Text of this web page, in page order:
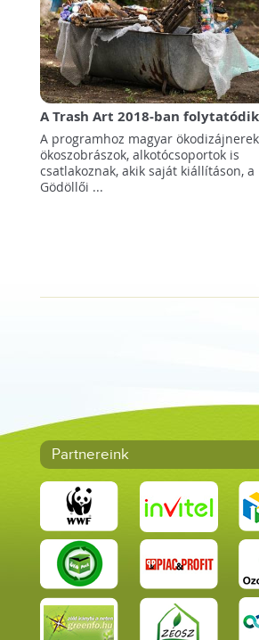
A Trash Art 2018-ban
A programhoz magyar
ökoszobrászok, alkotócsoportok is
csatlakoznak, akik saját kiállításon, a
Gödöllői ...
Partnereink